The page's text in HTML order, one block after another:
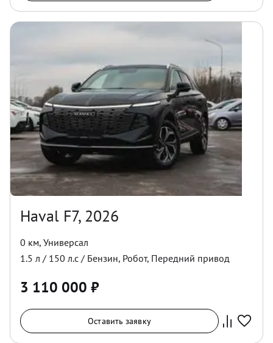
Haval F7, 2026
0 км, Универсал
1.5 л / 150 л.с / Бензин, Робот, Передний привод
3 110 000 ₽
Оставить заявку